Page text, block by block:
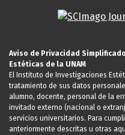
Aviso de Privacidad
Estéticas de la UNAM
El Instituto de Investigaciones
tratamiento de sus datos
alumno, docente, personal de la
invitado externo (nacional o
servicios universitarios. Para
anteriormente descritas u otras